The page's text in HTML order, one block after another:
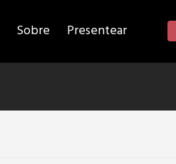
Sobre Presentear